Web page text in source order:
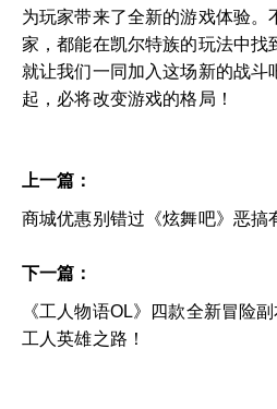
为玩家带来了全新的游戏体验。
家，都能在凯尔特族的玩法中找
就让我们一同加入这场新的战斗
起，必将改变游戏的格局！
上一篇：
商城优惠别错过《炫舞吧》恶搞
下一篇：
《工人物语OL》四款全新冒险
工人英雄之路！